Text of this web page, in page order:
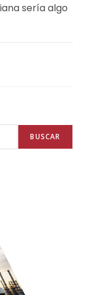
sería algo
BUSCAR